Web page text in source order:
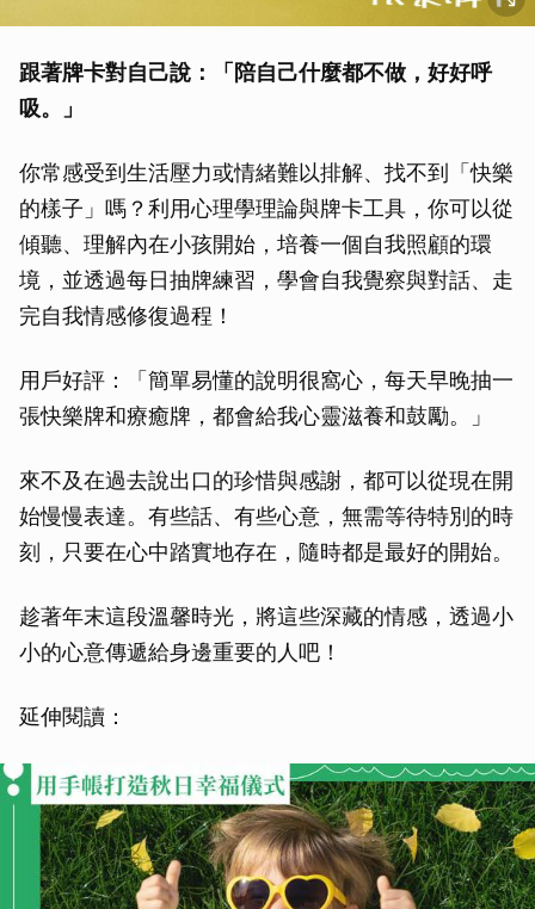
跟著牌卡對自己說：「陪自己什麼都不做，好好呼
吸。」
你常感受到生活壓力或情緒難以排解、找不到「快樂
的樣子」嗎？利用心理學理論與牌卡工具，你可以從
傾聽、理解內在小孩開始，培養一個自我照顧的環
境，並透過每日抽牌練習，學會自我覺察與對話、走
完自我情感修復過程！
用戶好評：「簡單易懂的說明很窩心，每天早晚抽一
張快樂牌和療癒牌，都會給我心靈滋養和鼓勵。」
來不及在過去說出口的珍惜與感謝，都可以從現在開
始慢慢表達。有些話、有些心意，無需等待特別的時
刻，只要在心中踏實地存在，隨時都是最好的開始。
趁著年末這段溫馨時光，將這些深藏的情感，透過小
小的心意傳遞給身邊重要的人吧！
延伸閱讀：